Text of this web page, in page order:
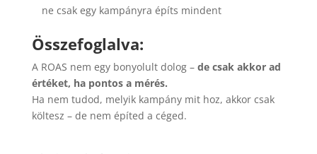
ne csak egy kampányra építs mindent
Összefoglalva:
A ROAS nem egy bonyolult dolog – de csak akkor ad
értéket, ha pontos a mérés.
Ha nem tudod, melyik kampány mit hoz, akkor csak
költesz – de nem építed a céged.